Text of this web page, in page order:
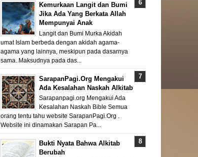
Kemurkaan Langit dan Bumi
Jika Ada Yang Berkata Allah
Mempunyai Anak
Langit dan Bumi Murka Akidah
umat Islam berbeda dengan akidah agama-
agama yang lainnya, meskipun pada dasarnya
sama. Maksudnya pada das...
SarapanPagi.Org Mengakui
Ada Kesalahan Naskah Alkitab
Sarapanpagi.org Mengakui Ada
Kesalahan Naskah Bible Semua
orang tentu tahu website SarapanPagi.Org .
Website ini dinamakan Sarapan Pa...
Bukti Nyata Bahwa Alkitab
Berubah